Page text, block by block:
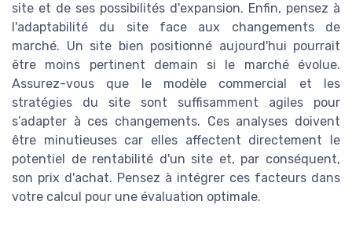
site et de ses possibilités d'expansion. Enfin, pensez à
l'adaptabilité du site face aux changements de
marché. Un site bien positionné aujourd'hui pourrait
être moins pertinent demain si le marché évolue.
Assurez-vous que le modèle commercial et les
stratégies du site sont suffisamment agiles pour
s’adapter à ces changements. Ces analyses doivent
être minutieuses car elles affectent directement le
potentiel de rentabilité d'un site et, par conséquent,
son prix d'achat. Pensez à intégrer ces facteurs dans
votre calcul pour une évaluation optimale.